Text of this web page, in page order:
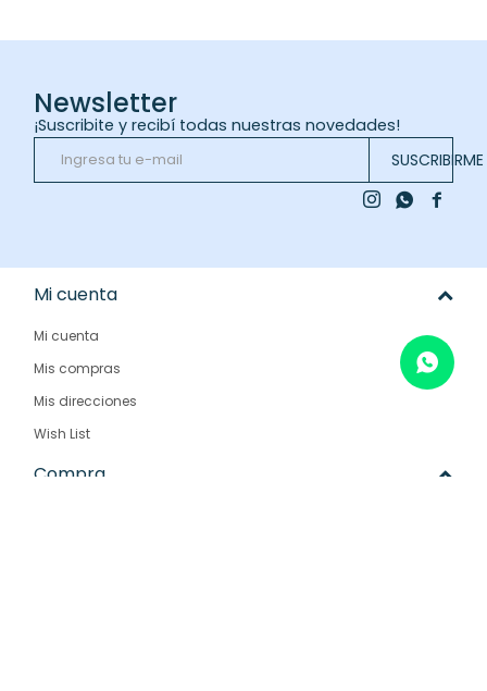
Newsletter
¡Suscribite y recibí todas nuestras novedades!
SUSCRIBIRME

 
Mi cuenta
Mi cuenta
Mis compras
Mis direcciones
Wish List
Compra